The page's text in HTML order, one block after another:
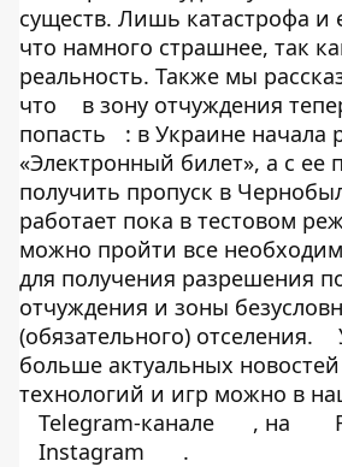
существ. Лишь катастрофа и
что намного страшнее, так
реальность. Также мы
что
в зону отчуждения
попасть
: в Украине начала
«Электронный билет», а с
получить пропуск в
работает пока в тестовом
можно пройти все
для получения разрешения
отчуждения и зоны
(обязательного) отселения.
больше актуальных
технологий и игр можно в
Telegram-канале
, на
Instagram
.